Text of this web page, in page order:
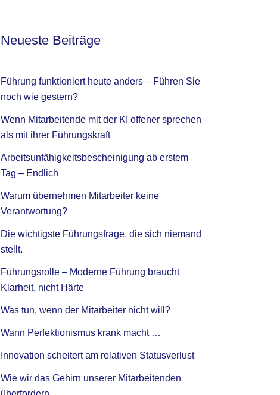
Neueste Beiträge
Führung funktioniert heute anders – Führen Sie
noch wie gestern?
Wenn Mitarbeitende mit der KI offener sprechen
als mit ihrer Führungskraft
Arbeitsunfähigkeitsbescheinigung ab erstem
Tag – Endlich
Warum übernehmen Mitarbeiter keine
Verantwortung?
Die wichtigste Führungsfrage, die sich niemand
stellt.
Führungsrolle – Moderne Führung braucht
Klarheit, nicht Härte
Was tun, wenn der Mitarbeiter nicht will?
Wann Perfektionismus krank macht …
Innovation scheitert am relativen Statusverlust
Wie wir das Gehirn unserer Mitarbeitenden